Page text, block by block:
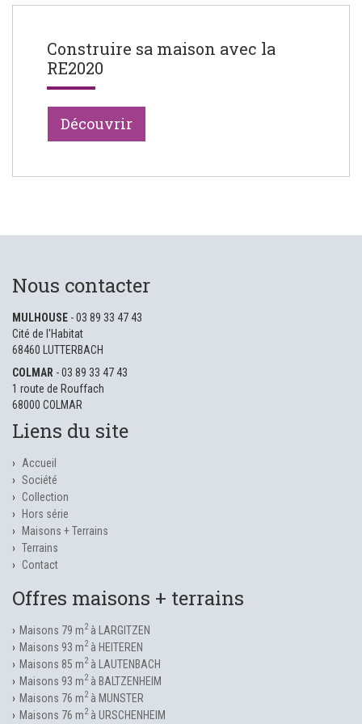
Construire sa maison avec la
RE2020
Découvrir
Nous contacter
MULHOUSE - 03 89 33 47 43
Cité de l'Habitat
68460 LUTTERBACH
COLMAR - 03 89 33 47 43
1 route de Rouffach
68000 COLMAR
Liens du site
Accueil
Société
Collection
Hors série
Maisons + Terrains
Terrains
Contact
Offres maisons + terrains
Maisons 79 m2à LARGITZEN
Maisons 93 m2à HEITEREN
Maisons 85 m2à LAUTENBACH
Maisons 93 m2à BALTZENHEIM
Maisons 76 m2à MUNSTER
Maisons 76 m2à URSCHENHEIM